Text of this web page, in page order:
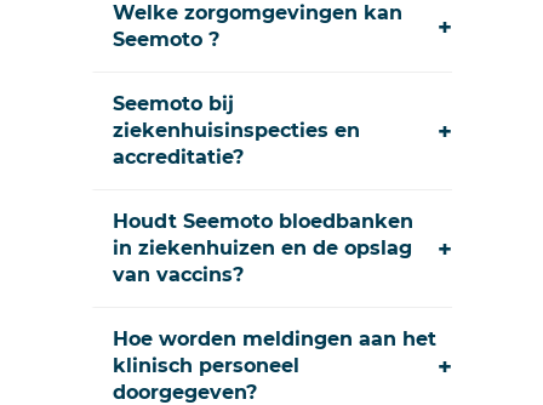
Welke zorgomgevingen kan
Seemoto ?
+
Seemoto bij
ziekenhuisinspecties en
accreditatie?
+
Houdt Seemoto bloedbanken
in ziekenhuizen en de opslag
van vaccins?
+
Hoe worden meldingen aan het
klinisch personeel
doorgegeven?
+